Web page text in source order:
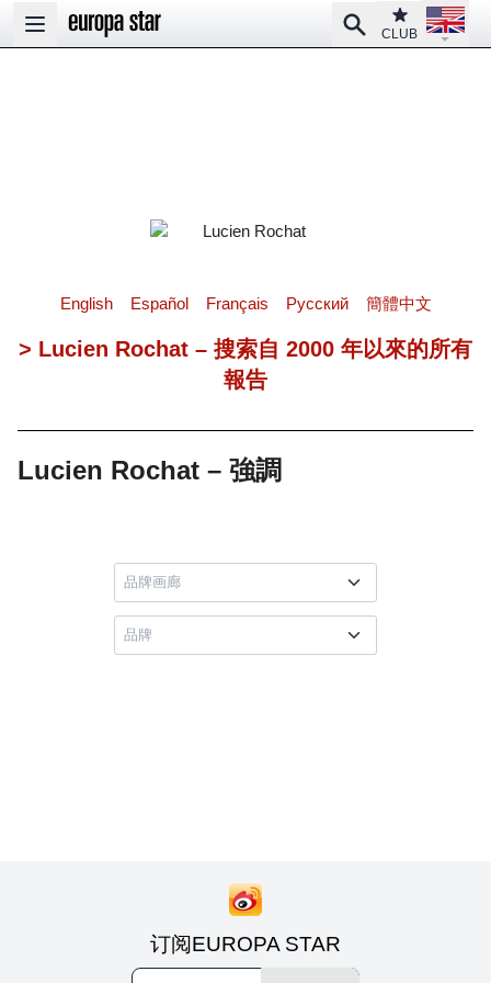
Open main menu
SearchClub
CLUB
Open
English Español Français Pусский 簡體中文
> Lucien Rochat – 搜索自 2000 年以來的所有
報告
Lucien Rochat – 強調
订阅EUROPA STAR